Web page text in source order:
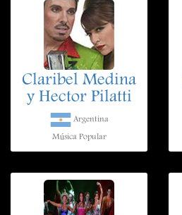
Claribel Medina
y Hector Pilatti
Argentina
Música Popular